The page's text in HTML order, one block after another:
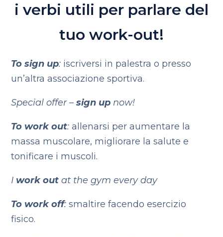
i verbi utili per parlare del
tuo work-out!
To sign up: iscriversi in palestra o presso
un’altra associazione sportiva.
Special offer –sign up now!
To work out: allenarsi per aumentare la
massa muscolare, migliorare la salute e
tonificare i muscoli.
I work out at the gym every day
To work off: smaltire facendo esercizio
fisico.